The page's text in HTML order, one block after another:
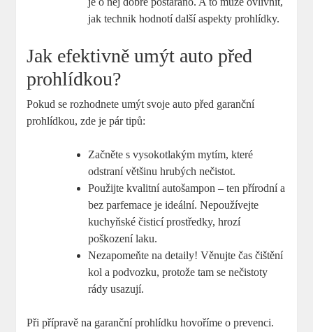
jak technik hodnotí další aspekty prohlídky.
Jak efektivně umýt auto před
prohlídkou?
Pokud se rozhodnete umýt svoje auto před garanční
prohlídkou, zde je pár tipů:
Začněte s vysokotlakým mytím, které
odstraní většinu hrubých nečistot.
Použijte kvalitní autošampon – ten přírodní a
bez parfemace je ideální. Nepoužívejte
kuchyňské čisticí prostředky, hrozí
poškození laku.
Nezapomeňte na detaily! Věnujte čas čištění
kol a podvozku, protože tam se nečistoty
rády usazují.
Při přípravě na garanční prohlídku hovoříme o prevenci.